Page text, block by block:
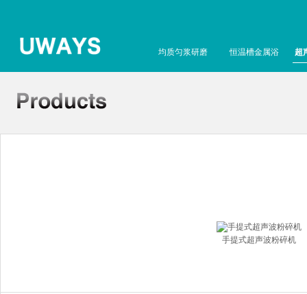
均质匀浆研磨 恒温槽金属浴 超
手提式超声波粉碎机